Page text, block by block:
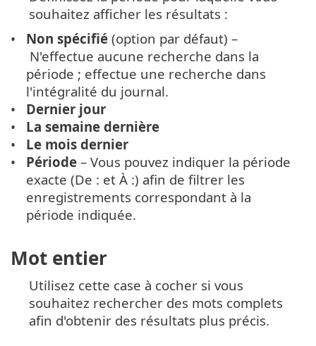
souhaitez afficher les résultats :
Non spécifié (option par défaut) –
N'effectue aucune recherche dans la
période ; effectue une recherche dans
l'intégralité du journal.
Dernier jour
La semaine dernière
Le mois dernier
Période – Vous pouvez indiquer la période
exacte (De : et À :) afin de filtrer les
enregistrements correspondant à la
période indiquée.
Mot entier
Utilisez cette case à cocher si vous
souhaitez rechercher des mots complets
afin d'obtenir des résultats plus précis.